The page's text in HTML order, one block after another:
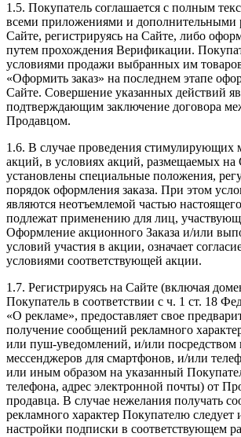
1.5. Покупатель соглашается с полным
всеми приложениями и дополнительными
Сайте, регистрируясь на Сайте, либо
путем прохождения Верификации.
условиями продажи выбранных им
«Оформить заказ» на последнем этапе
Сайте. Совершение указанных действий
подтверждающим заключение договора
Продавцом.
1.6. В случае проведения стимулирующих
акций, в условиях акций, размещаемых на
установлены специальные положения,
порядок оформления заказа. При этом
являются неотъемлемой частью
подлежат применению для лиц,
Оформление акционного Заказа и/или
условий участия в акции, означает
условиями соответствующей акции.
1.7. Регистрируясь на Сайте (включая
Покупатель в соответствии с ч. 1 ст. 18
«О рекламе», предоставляет свое
получение сообщений рекламного
или пуш-уведомлений, и/или
мессенджеров для смартфонов, и/или
или иным образом на указанный
телефона, адрес электронной почты) от
продавца. В случае нежелания получать
рекламного характер Покупателю следует
настройки подписки в соответствующем